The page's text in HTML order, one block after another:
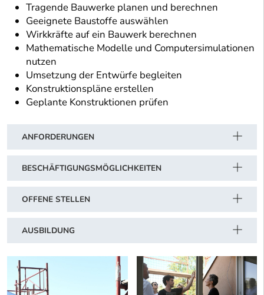
Tragende Bauwerke planen und berechnen
Geeignete Baustoffe auswählen
Wirkkräfte auf ein Bauwerk berechnen
Mathematische Modelle und Computersimulationen
nutzen
Umsetzung der Entwürfe begleiten
Konstruktionspläne erstellen
Geplante Konstruktionen prüfen
ANFORDERUNGEN
BESCHÄFTIGUNGSMÖGLICHKEITEN
OFFENE STELLEN
AUSBILDUNG